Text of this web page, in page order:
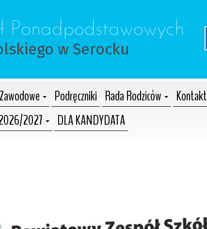
Ponadpodstawowych
w Serocku
Podręczniki Rada Rodziców Kontakt
2027 DLA KANDYDATA